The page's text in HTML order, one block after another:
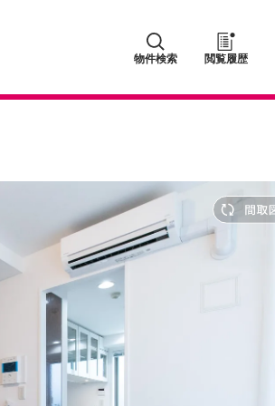
物件検索 閲覧履歴